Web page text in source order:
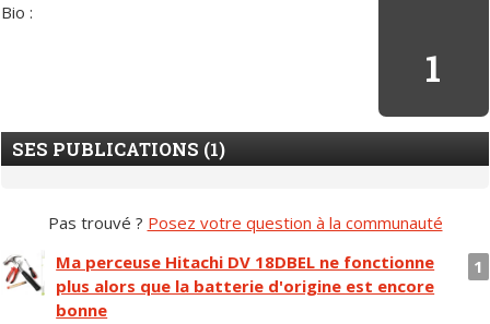
1
Bio :
SES PUBLICATIONS (1)
Pas trouvé ? Posez votre question à la communauté
1
Ma perceuse Hitachi DV 18DBEL ne fonctionne
plus alors que la batterie d'origine est encore
bonne